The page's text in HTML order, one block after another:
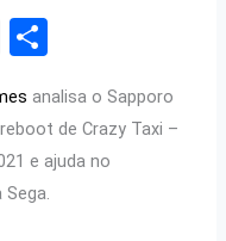
C
py
Li
n
ar
e
analisa o Sapporo
de Crazy Taxi –
e ajuda no